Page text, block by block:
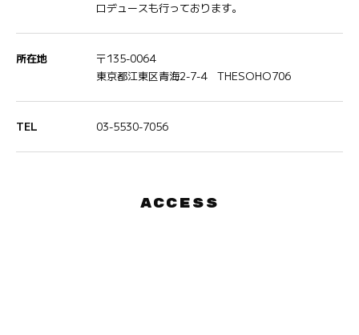
ロデュースも行っております。
所在地
〒135-0064
東京都江東区青海2-7-4 THESOHO706
TEL 03-5530-7056
ACCESS